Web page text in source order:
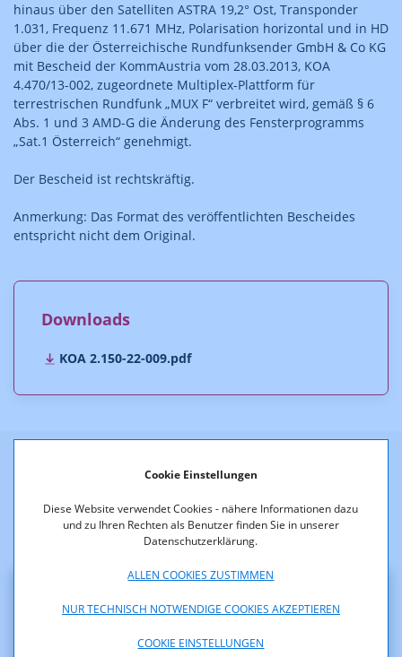
Cookie Einstellungen
Diese Website verwendet Cookies - nähere Informationen dazu
und zu Ihren Rechten als Benutzer finden Sie in unserer
Datenschutzerklärung.
ALLEN COOKIES ZUSTIMMEN
NUR TECHNISCH NOTWENDIGE COOKIES AKZEPTIEREN
COOKIE EINSTELLUNGEN
hinaus über den Satelliten ASTRA 19,2° Ost, Transponder
1.031, Frequenz 11.671 MHz, Polarisation horizontal und in HD
über die der Österreichische Rundfunksender GmbH & Co KG
mit Bescheid der KommAustria vom 28.03.2013, KOA
4.470/13-002, zugeordnete Multiplex-Plattform für
terrestrischen Rundfunk „MUX F“ verbreitet wird, gemäß § 6
Abs. 1 und 3 AMD-G die Änderung des Fensterprogramms
„Sat.1 Österreich“ genehmigt.
Der Bescheid ist rechtskräftig.
Anmerkung: Das Format des veröffentlichten Bescheides
entspricht nicht dem Original.
Downloads
KOA 2.150-22-009.pdf
Weitere Entscheidungen